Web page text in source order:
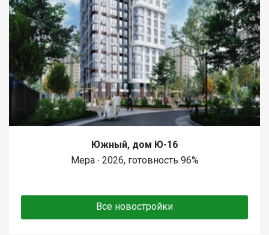
Южный, дом Ю-16
Мера ∙ 2026, готовность 96%
Все новостройки